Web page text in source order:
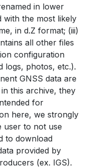
in lower
with the most likely
in d.Z format; (iii)
all other files
configuration
logs, photos, etc.).
GNSS data are
this archive, they
for
here, we strongly
user to not use
to download
provided by
(ex. IGS).